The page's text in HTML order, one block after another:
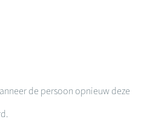
de persoon opnieuw deze